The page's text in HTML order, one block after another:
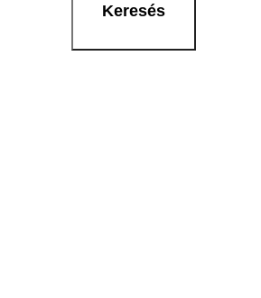
Keresés